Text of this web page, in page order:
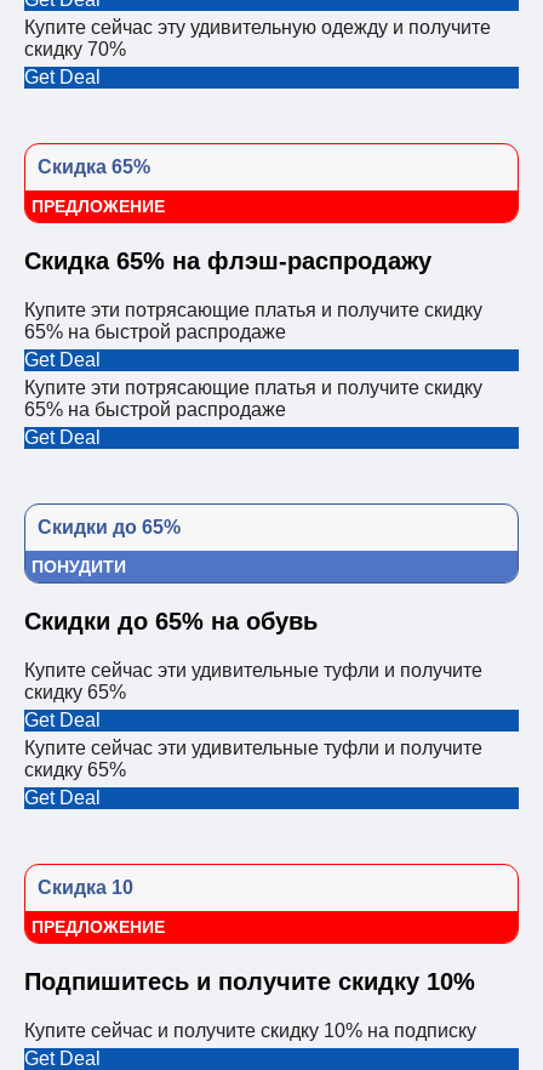
Купите сейчас эту удивительную одежду и получите
скидку 70%
Get Deal
Скидка 65%
ПРЕДЛОЖЕНИЕ
Скидка 65% на флэш-распродажу
Купите эти потрясающие платья и получите скидку
65% на быстрой распродаже
Get Deal
Купите эти потрясающие платья и получите скидку
65% на быстрой распродаже
Get Deal
Скидки до 65%
ПОНУДИТИ
Скидки до 65% на обувь
Купите сейчас эти удивительные туфли и получите
скидку 65%
Get Deal
Купите сейчас эти удивительные туфли и получите
скидку 65%
Get Deal
Скидка 10
ПРЕДЛОЖЕНИЕ
Подпишитесь и получите скидку 10%
Купите сейчас и получите скидку 10% на подписку
Get Deal